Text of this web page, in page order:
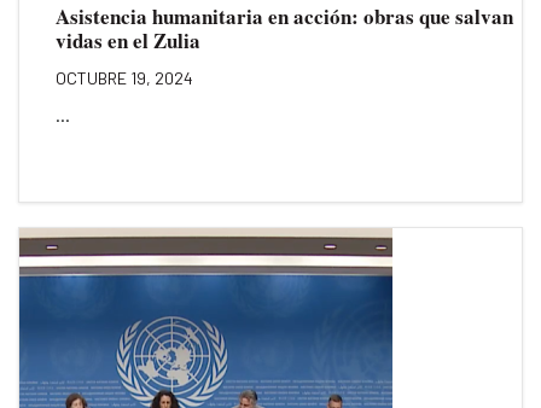
Asistencia humanitaria en acción: obras que salvan
vidas en el Zulia
OCTUBRE 19, 2024
...